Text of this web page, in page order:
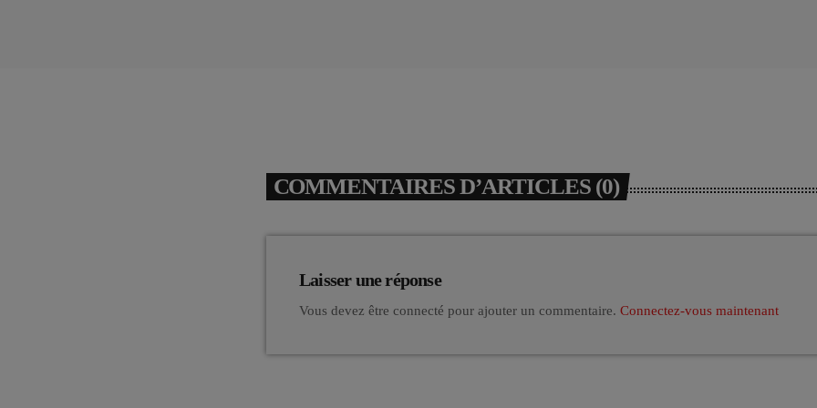
COMMENTAIRES D’ARTICLES (0)
Laisser une réponse
Vous devez être connecté pour ajouter un commentaire. Connectez-vous maintenant